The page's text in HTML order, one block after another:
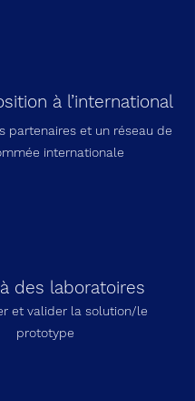
à l’international
partenaires et un réseau de
internationale
des laboratoires
et valider la solution/le
prototype